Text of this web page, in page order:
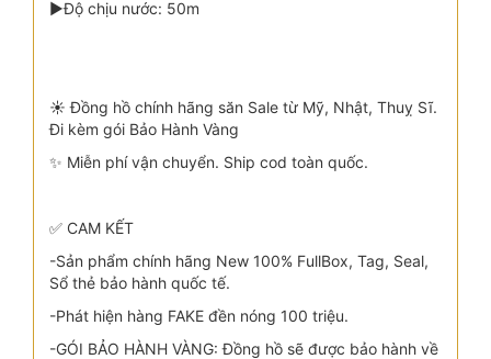
▶Độ chịu nước: 50m
☀️ Đồng hồ chính hãng săn Sale từ Mỹ, Nhật, Thuỵ Sĩ.
Đi kèm gói Bảo Hành Vàng
✨ Miễn phí vận chuyển. Ship cod toàn quốc.
✅ CAM KẾT
-Sản phẩm chính hãng New 100% FullBox, Tag, Seal,
Sổ thẻ bảo hành quốc tế.
-Phát hiện hàng FAKE đền nóng 100 triệu.
-GÓI BẢO HÀNH VÀNG: Đồng hồ sẽ được bảo hành về